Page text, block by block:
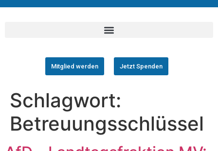
Mitglied werden Jetzt Spenden
Schlagwort:
Betreuungsschlüssel